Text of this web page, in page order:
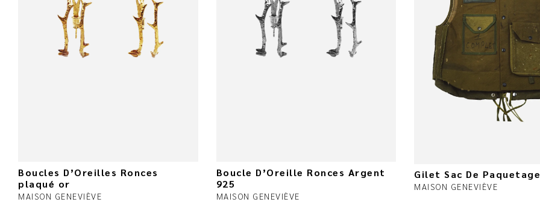
Boucles D’Oreilles Ronces
plaqué or
MAISON GENEVIÈVE
Boucle D’Oreille Ronces Argent
925
MAISON GENEVIÈVE
Gilet Sac De Paquetage
MAISON GENEVIÈVE